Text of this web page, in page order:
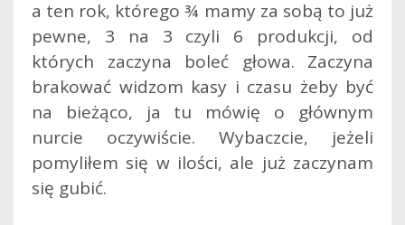
a ten rok, którego ¾ mamy za sobą to już
pewne, 3 na 3 czyli 6 produkcji, od
których zaczyna boleć głowa. Zaczyna
brakować widzom kasy i czasu żeby być
na bieżąco, ja tu mówię o głównym
nurcie oczywiście. Wybaczcie, jeżeli
pomyliłem się w ilości, ale już zaczynam
się gubić.